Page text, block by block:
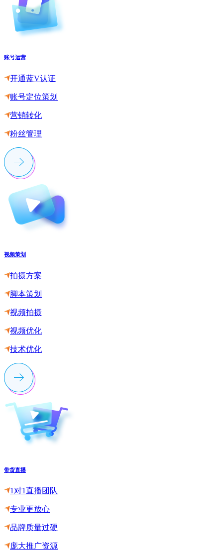
账号运营
开通蓝V认证
账号定位策划
营销转化
粉丝管理
视频策划
拍摄方案
脚本策划
视频拍摄
视频优化
技术优化
带货直播
1对1直播团队
专业更放心
品牌质量过硬
庞大推广资源